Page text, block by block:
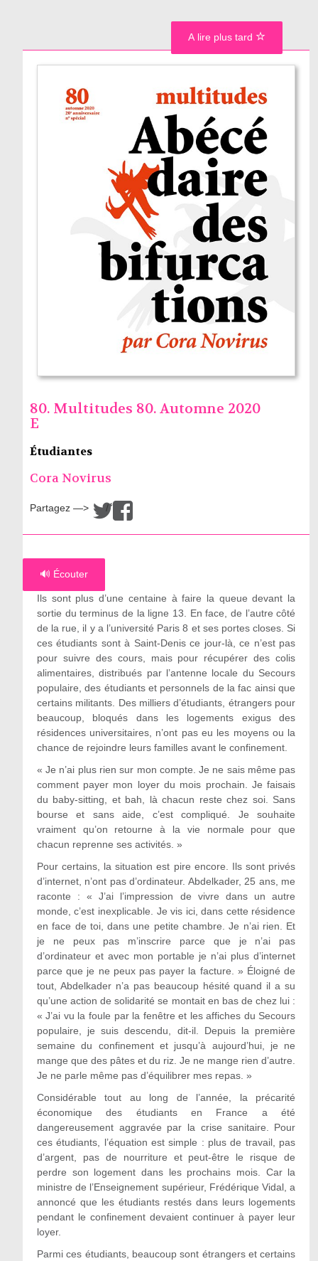
80. Multitudes 80. Automne 2020
E
Étudiantes
Cora Novirus
Partagez —> /
🔊 Écouter
Ils sont plus d’une centaine à faire la queue devant la
sortie du terminus de la ligne 13. En face, de l’autre côté
de la rue, il y a l’université Paris 8 et ses portes closes. Si
ces étudiants sont à Saint-Denis ce jour-là, ce n’est pas
pour suivre des cours, mais pour récupérer des colis
alimentaires, distribués par l’antenne locale du Secours
populaire, des étudiants et personnels de la fac ainsi que
certains militants. Des milliers d’étudiants, étrangers pour
beaucoup, bloqués dans les logements exigus des
résidences universitaires, n’ont pas eu les moyens ou la
chance de rejoindre leurs familles avant le confinement.
« Je n’ai plus rien sur mon compte. Je ne sais même pas
comment payer mon loyer du mois prochain. Je faisais
du baby-sitting, et bah, là chacun reste chez soi. Sans
bourse et sans aide, c’est compliqué. Je souhaite
vraiment qu’on retourne à la vie normale pour que
chacun reprenne ses activités. »
Pour certains, la situation est pire encore. Ils sont privés
d’internet, n’ont pas d’ordinateur. Abdelkader, 25 ans, me
raconte : « J’ai l’impression de vivre dans un autre
monde, c’est inexplicable. Je vis ici, dans cette résidence
en face de toi, dans une petite chambre. Je n’ai rien. Et
je ne peux pas m’inscrire parce que je n’ai pas
d’ordinateur et avec mon portable je n’ai plus d’internet
parce que je ne peux pas payer la facture. » Éloigné de
tout, Abdelkader n’a pas beaucoup hésité quand il a su
qu’une action de solidarité se montait en bas de chez lui :
« J’ai vu la foule par la fenêtre et les affiches du Secours
populaire, je suis descendu, dit-il. Depuis la première
semaine du confinement et jusqu’à aujourd’hui, je ne
mange que des pâtes et du riz. Je ne mange rien d’autre.
Je ne parle même pas d’équilibrer mes repas. »
Considérable tout au long de l’année, la précarité
économique des étudiants en France a été
dangereusement aggravée par la crise sanitaire. Pour
ces étudiants, l’équation est simple : plus de travail, pas
d’argent, pas de nourriture et peut-être le risque de
perdre son logement dans les prochains mois. Car la
ministre de l’Enseignement supérieur, Frédérique Vidal, a
annoncé que les étudiants restés dans leurs logements
pendant le confinement devaient continuer à payer leur
loyer.
Parmi ces étudiants, beaucoup sont étrangers et certains
A lire plus tard